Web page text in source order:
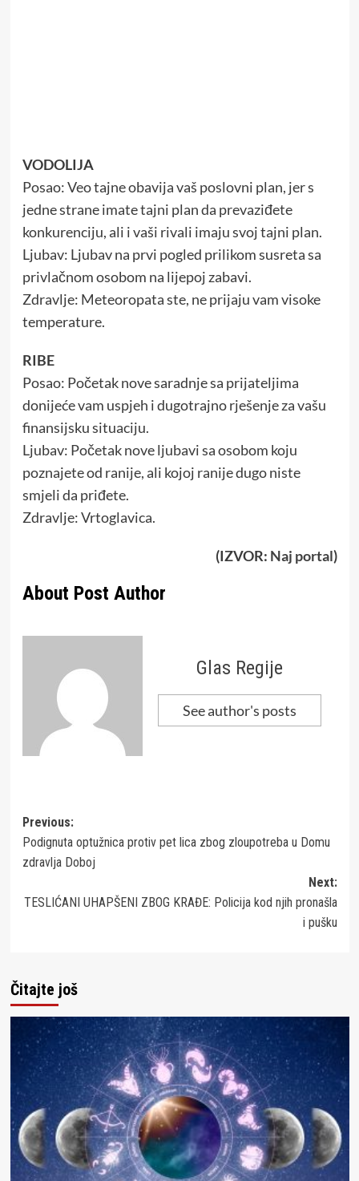
VODOLIJA
Posao: Veo tajne obavija vaš poslovni plan, jer s
jedne strane imate tajni plan da prevaziđete
konkurenciju, ali i vaši rivali imaju svoj tajni plan.
Ljubav: Ljubav na prvi pogled prilikom susreta sa
privlačnom osobom na lijepoj zabavi.
Zdravlje: Meteoropata ste, ne prijaju vam visoke
temperature.
RIBE
Posao: Početak nove saradnje sa prijateljima
donijeće vam uspjeh i dugotrajno rješenje za vašu
finansijsku situaciju.
Ljubav: Početak nove ljubavi sa osobom koju
poznajete od ranije, ali kojoj ranije dugo niste
smjeli da priđete.
Zdravlje: Vrtoglavica.
(IZVOR: Naj portal)
About Post Author
Glas Regije
See author's posts
Post
navigation
Previous:
Podignuta optužnica protiv pet lica zbog zloupotreba u Domu
zdravlja Doboj
Next:
TESLIĆANI UHAPŠENI ZBOG KRAĐE: Policija kod njih pronašla
i pušku
Čitajte još